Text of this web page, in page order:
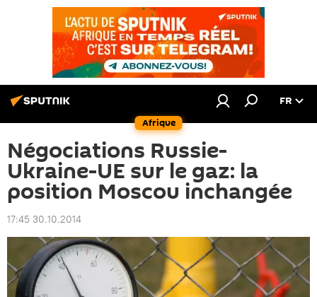
Afrique
FR
Négociations Russie-
Ukraine-UE sur le gaz: la
position Moscou inchangée
17:45 30.10.2014